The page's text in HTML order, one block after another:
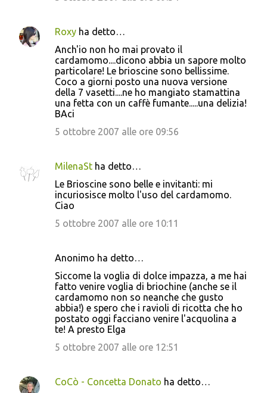
Roxy ha detto…
Anch'io non ho mai provato il
cardamomo....dicono abbia un sapore molto
particolare! Le brioscine sono bellissime.
Coco a giorni posto una nuova versione
della 7 vasetti....ne ho mangiato stamattina
una fetta con un caffè fumante.....una delizia!
BAci
5 ottobre 2007 alle ore 09:56
MilenaSt ha detto…
Le Brioscine sono belle e invitanti: mi
incuriosisce molto l'uso del cardamomo.
Ciao
5 ottobre 2007 alle ore 10:11
Anonimo ha detto…
Siccome la voglia di dolce impazza, a me hai
fatto venire voglia di briochine (anche se il
cardamomo non so neanche che gusto
abbia!) e spero che i ravioli di ricotta che ho
postato oggi facciano venire l'acquolina a
te! A presto Elga
5 ottobre 2007 alle ore 12:51
CoCò - Concetta Donato ha detto…